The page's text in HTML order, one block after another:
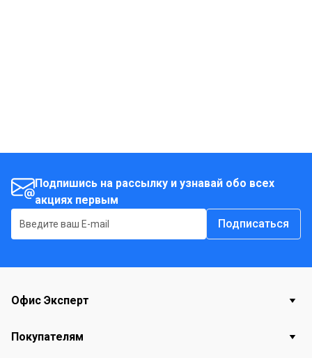
Подпишись на рассылку и узнавай обо всех
акциях первым
Подписаться
Офис Эксперт
Покупателям